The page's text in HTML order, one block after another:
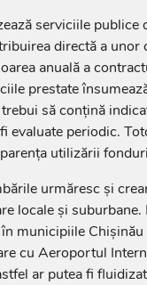
serviciile publice
directă a unor
anuală a
prestate
să conțină
evaluate periodic.
utilizării
urmăresc și
locale și
municipiile
cu Aeroportul
ar putea fi